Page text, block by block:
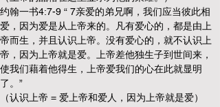
约翰一书4:7-9 “ 7亲爱的弟兄啊，我们应当彼此相
爱，因为爱是从上帝来的。凡有爱心的，都是由上
帝而生，并且认识上帝。没有爱心的，就不认识上
帝，因为上帝就是爱。上帝差他独生子到世间来，
使我们藉着他得生，上帝爱我们的心在此就显明
了。”
（认识上帝 = 爱上帝和爱人，因为上帝就是爱）